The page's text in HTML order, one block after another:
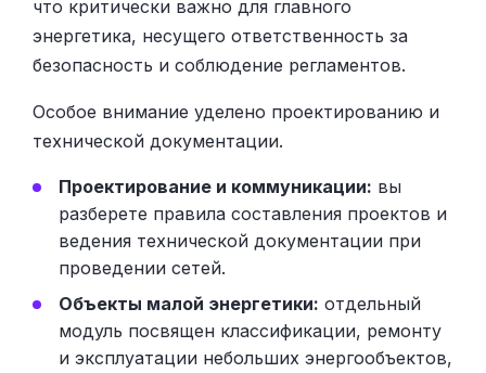
что критически важно для главного
энергетика, несущего ответственность за
безопасность и соблюдение регламентов.
Особое внимание уделено проектированию и
технической документации.
Проектирование и коммуникации: вы
разберете правила составления проектов и
ведения технической документации при
проведении сетей.
Объекты малой энергетики: отдельный
модуль посвящен классификации, ремонту
и эксплуатации небольших энергообъектов,